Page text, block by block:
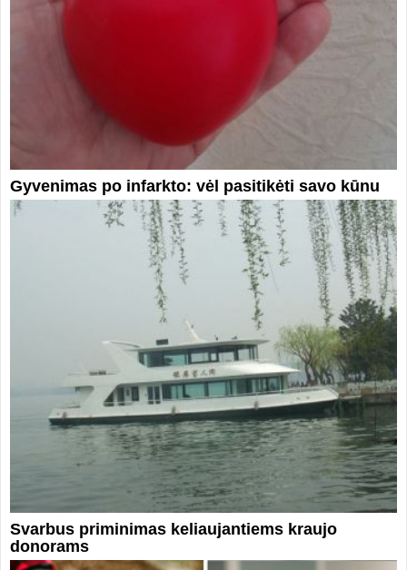
Gyvenimas po infarkto: vėl pasitikėti savo kūnu
Svarbus priminimas keliaujantiems kraujo
donorams